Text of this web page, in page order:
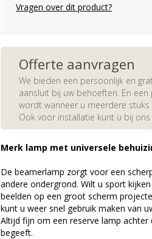
Vragen over dit product?
Offerte aanvragen
We bieden een persoonlijk en
aansluit bij uw behoeften. En een
wordt wanneer u meerdere
Ook voor installatie kunt u bij
Merk lamp met universele
De beamerlamp zorgt voor een
andere ondergrond. Wilt u sport
beelden op een groot scherm
kunt u weer snel gebruik maken van
Altijd fijn om een reserve lamp
begeeft.